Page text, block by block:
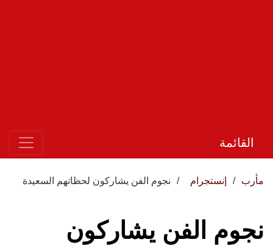
القائمة
مأرب إنستجرام نجوم الفن يشاركون لحظاتهم السعيدة
نجوم الفن يشاركون